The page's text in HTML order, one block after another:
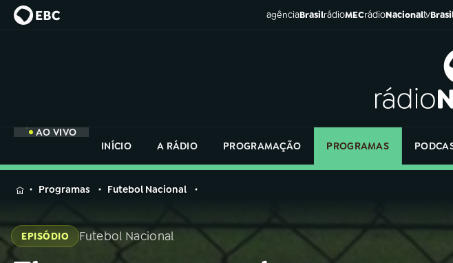
agênciaBrasilrádioMECrádioNacionaltv
AO VIVO
INÍCIO
A RÁDIO PROGRAMAÇÃO PROGRAMAS
MENU
Buscar
na
Rádio
Nacional
Programas Futebol Nacional
EPISÓDIO Futebol Nacional